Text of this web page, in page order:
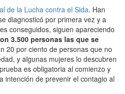
de la Lucha contra el Sida. Han
diagnosticó por primera vez y a
conseguidos, siguen apareciendo
3.500 personas las que se
20 por ciento de personas que no
y algunas mujeres lo descubren
es obligatoria al comienzo y
intención de prevenir el contagio al